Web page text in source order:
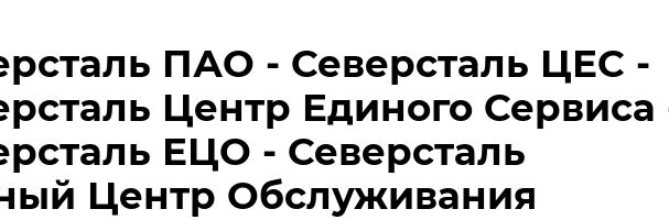
ПАО - Северсталь ЦЕС -
Центр Единого Сервиса
ЕЦО - Северсталь
Центр Обслуживания